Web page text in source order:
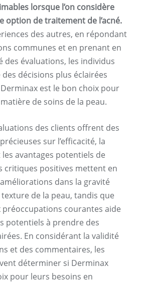
lorsque l’on considère
option de traitement de l’acné.
des autres, en répondant
communes et en prenant en
des évaluations, les individus
décisions plus éclairées
est le bon choix pour
de soins de la peau.
des clients offrent des
sur l’efficacité, la
avantages potentiels de
critiques positives mettent en
dans la gravité
texture de la peau, tandis que
courantes aide
potentiels à prendre des
En considérant la validité
et des commentaires, les
déterminer si Derminax
pour leurs besoins en